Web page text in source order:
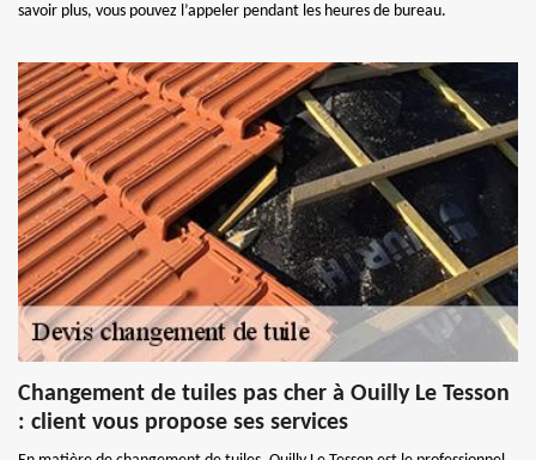
savoir plus, vous pouvez l’appeler pendant les heures de bureau.
Changement de tuiles pas cher à Ouilly Le Tesson
: client vous propose ses services